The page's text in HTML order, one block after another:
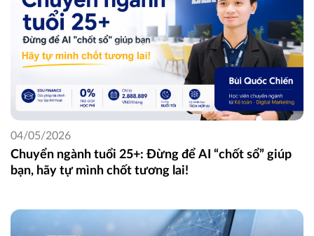
Chuyển ngành tuổi 25+: Đừng để AI “chốt sổ” giúp
bạn, hãy tự mình chốt tương lai!
04/05/2026